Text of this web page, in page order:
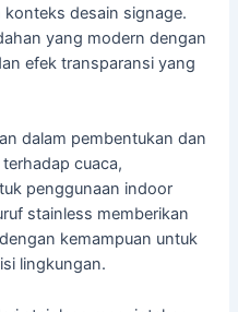
desain signage.
yang modern dengan
efek transparansi yang
dalam pembentukan dan
cuaca,
penggunaan indoor
stainless memberikan
kemampuan untuk
lingkungan.